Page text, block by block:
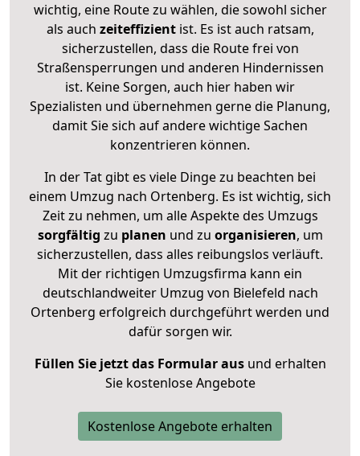
wichtig, eine Route zu wählen, die sowohl sicher
als auch zeiteffizientist. Es ist auch ratsam,
sicherzustellen, dass die Route frei von
Straßensperrungen und anderen Hindernissen
ist. Keine Sorgen, auch hier haben wir
Spezialisten und übernehmen gerne die Planung,
damit Sie sich auf andere wichtige Sachen
konzentrieren können.
In der Tat gibt es viele Dinge zu beachten bei
einem Umzug nach Ortenberg. Es ist wichtig, sich
Zeit zu nehmen, um alle Aspekte des Umzugs
sorgfältig zu planen und zu organisieren, um
sicherzustellen, dass alles reibungslos verläuft.
Mit der richtigen Umzugsfirma kann ein
deutschlandweiter Umzug von Bielefeld nach
Ortenberg erfolgreich durchgeführt werden und
dafür sorgen wir.
Füllen Sie jetzt das Formular ausund erhalten
Sie kostenlose Angebote
Kostenlose Angebote erhalten